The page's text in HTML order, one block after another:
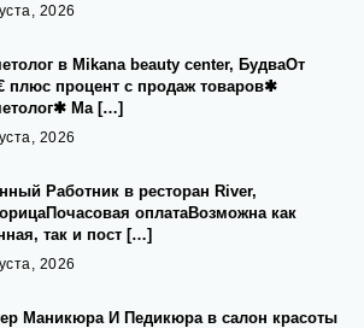
2026
в Mikana beauty center, БудваОт
плюс процент с продаж товаров✱
Ма […]
2026
Работник в ресторан River,
оплатаВозможна как
так и пост […]
2026
Маникюра И Педикюра в салон красоты